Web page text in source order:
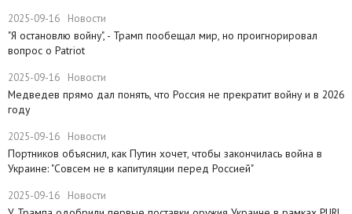
2025-09-16 Новости
​"Я остановлю войну", - Трамп пообещал мир, но проигнорировал
вопрос о Patriot
2025-09-16 Новости
Медведев прямо дал понять, что Россия не прекратит войну и в 2026
году
2025-09-16 Новости
Портников объяснил, как Путин хочет, чтобы закончилась война в
Украине: "Совсем не в капитуляции перед Россией"
2025-09-16 Новости